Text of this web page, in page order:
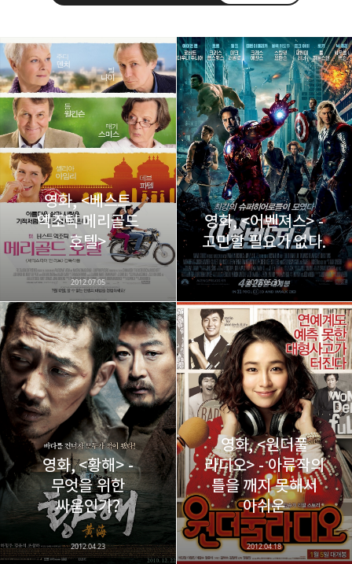
레이니아
다방면의 깊은 관심과 얕은 이해도를 갖춘 보편적
비주류이자 진화하는 영원한 주변인.
구독하기
구독하기 카카오톡 라인 트위터
카카오스토리 밴드 네이버 블로그
영화, <베스트
엑조틱 메리골드
호텔>
2012.07.05
영화, <어벤져스> -
고민할 필요가 없다.
2012.05.31
영화, <황해> -
무엇을 위한
싸움인가?
2012.04.23
영화, <원더풀
라디오> - 아류작의
틀을 깨지 못해서
아쉬운
2012.04.18